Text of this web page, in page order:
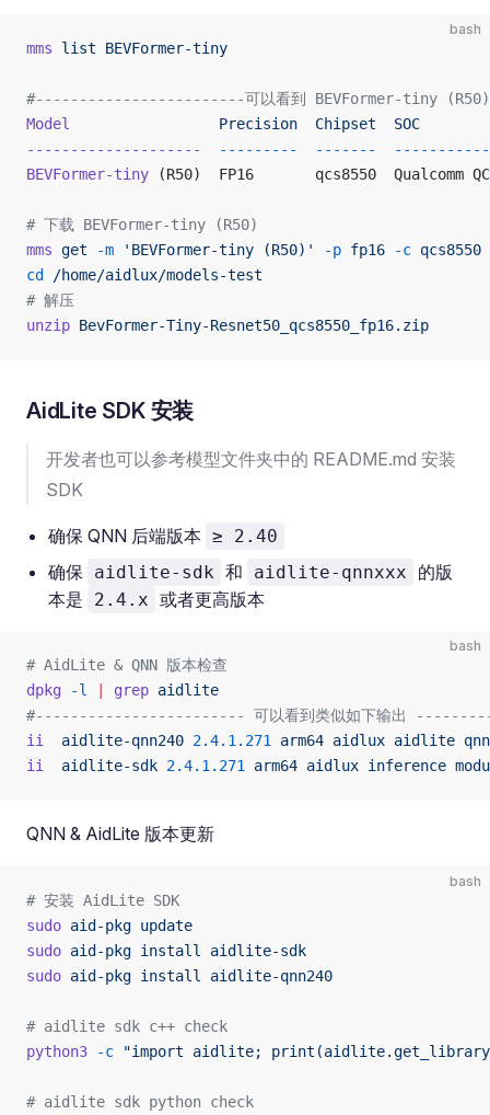
bash
mms list BEVFormer-tiny
#------------------------可以看到 BEVFormer-tiny
Model
                 Precision
  Chipset
  SOC
--------------------
  ---------
  -------
BEVFormer-tiny (R50)  FP16       qcs8550  Qualcomm
# 下载 BEVFormer-tiny (R50)
mms get -m 'BEVFormer-tiny (R50)' -p fp16 -c qcs8550
cd
/home/aidlux/models-test
# 解压
unzip BevFormer-Tiny-Resnet50_qcs8550_fp16.zip
AidLite SDK 安装
开发者也可以参考模型文件夹中的 README.md 安装
SDK
确保 QNN 后端版本 ≥ 2.40
确保 aidlite-sdk 和 aidlite-qnnxxx
的版
本是
2.4.x 或者更高版本
bash
# AidLite & QNN 版本检查
dpkg -l grep aidlite
#------------------------ 可以看到类似如下输出
ii
  aidlite-qnn240
2.4.1.271 arm64 aidlux aidlite
ii
  aidlite-sdk
2.4.1.271 arm64 aidlux inference
QNN & AidLite 版本更新
bash
# 安装 AidLite SDK
sudo aid-pkg update
sudo aid-pkg install
aidlite-sdk
sudo aid-pkg install aidlite-qnn240
# aidlite sdk c++ check
python3 -c "import aidlite;
# aidlite sdk python check